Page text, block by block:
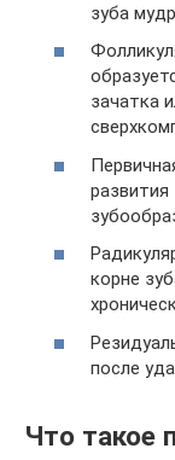
зуба
зачатка
развития
корне
после
Что такое